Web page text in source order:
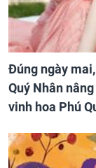
Đúng ngày
Quý Nhân
vinh hoa Phú